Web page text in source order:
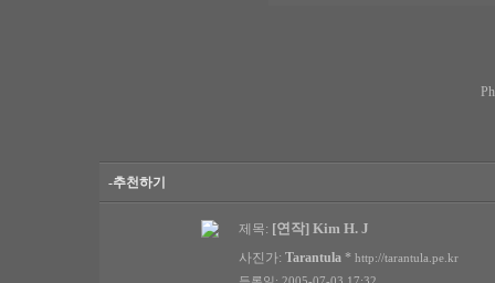
-추천하기
제목: [연작] Kim H. J
사진가: Tarantula * http://tarantula.pe.kr